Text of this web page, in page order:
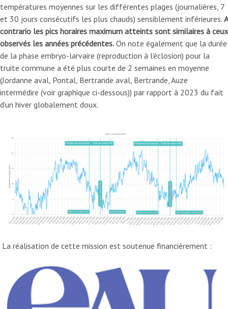
températures moyennes sur les différentes plages (journalières, 7
et 30 jours consécutifs les plus chauds) sensiblement inférieures. A
contrario les pics horaires maximum atteints sont similaires à ceux
observés les années précédentes. On note également que la durée
de la phase embryo-larvaire (reproduction à l’éclosion) pour la
truite commune a été plus courte de 2 semaines en moyenne
(Jordanne aval, Pontal, Bertrande aval, Bertrande, Auze
intermédire (voir graphique ci-dessous)) par rapport à 2023 du fait
d’un hiver globalement doux.
La réalisation de cette mission est soutenue financièrement :